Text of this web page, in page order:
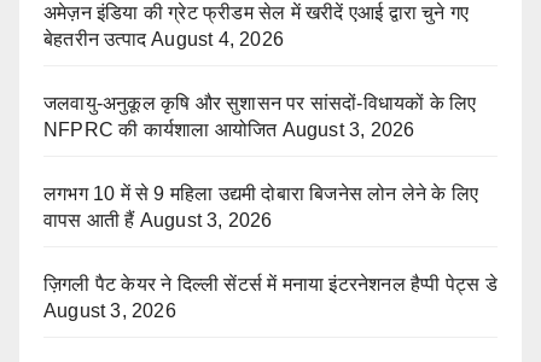
अमेज़न इंडिया की ग्रेट फ्रीडम सेल में खरीदें एआई द्वारा चुने गए
बेहतरीन उत्पाद August 4, 2026
जलवायु-अनुकूल कृषि और सुशासन पर सांसदों-विधायकों के लिए
NFPRC की कार्यशाला आयोजित August 3, 2026
लगभग 10 में से 9 महिला उद्यमी दोबारा बिजनेस लोन लेने के लिए
वापस आती हैं August 3, 2026
ज़िगली पैट केयर ने दिल्ली सेंटर्स में मनाया इंटरनेशनल हैप्पी पेट्स डे
August 3, 2026